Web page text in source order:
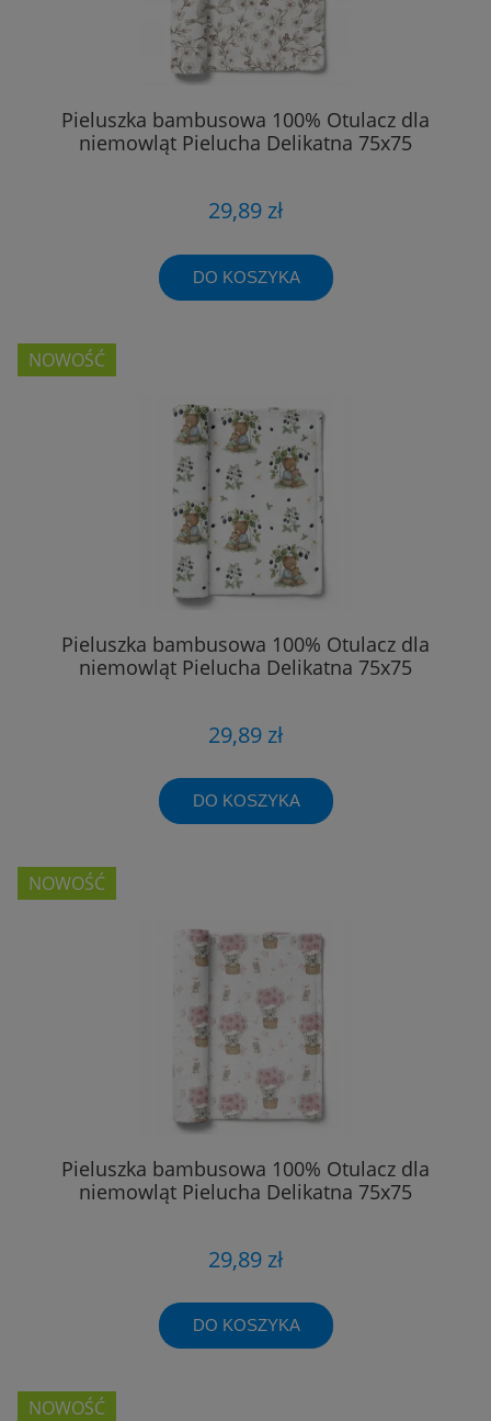
Pieluszka bambusowa 100% Otulacz dla
niemowląt Pielucha Delikatna 75x75
29,89 zł
DO KOSZYKA
Pieluszka bambusowa 100% Otulacz dla
niemowląt Pielucha Delikatna 75x75
29,89 zł
DO KOSZYKA
NOWOŚĆ
Pieluszka bambusowa 100% Otulacz dla
niemowląt Pielucha Delikatna 75x75
29,89 zł
DO KOSZYKA
NOWOŚĆ
NOWOŚĆ